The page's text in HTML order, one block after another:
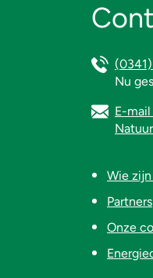
(0341)
Nu
E-
Wie
Partners
Onze